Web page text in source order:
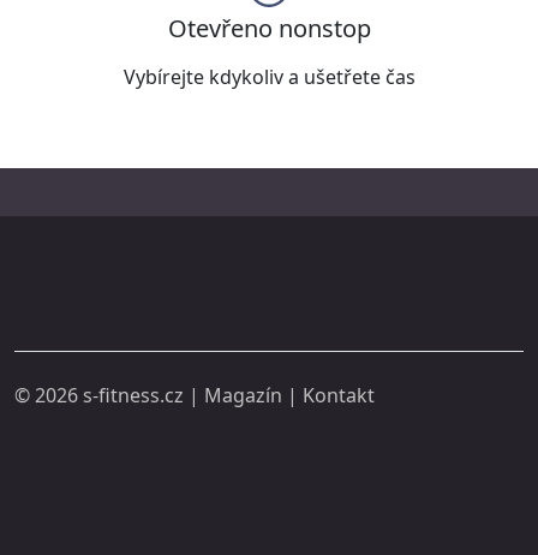
Otevřeno nonstop
Vybírejte kdykoliv a ušetřete čas
© 2026 s-fitness.cz | Magazín | Kontakt